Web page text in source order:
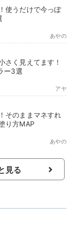
使うだけで今っぽ
あやの
さく見えてます！
ー3選
アヤ
そのままマネすれ
り方MAP
あやの
見る